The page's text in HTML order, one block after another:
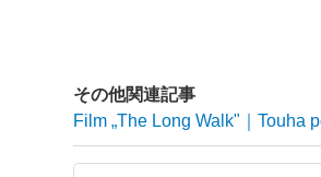
その他関連記事
Film „The Long Walk"｜Touha